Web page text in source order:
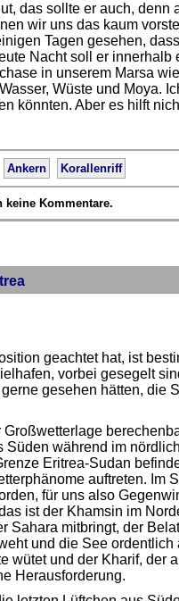
das sollte er auch,
wir uns das kaum
Tagen gesehen,
Nacht soll er
in unserem Marsa
Wüste und Moya.
könnten. Aber es hilft
Ankern Korallenriff
Kommentare.
geachtet hat, ist
vorbei gesegelt
gesehen hätten, die
Süden während im
Eritrea-Sudan
auftreten. Im
für uns also
ist der Khamsin im
Sahara mitbringt, der
und die See
wütet und der Kharif, der
Herausforderung.